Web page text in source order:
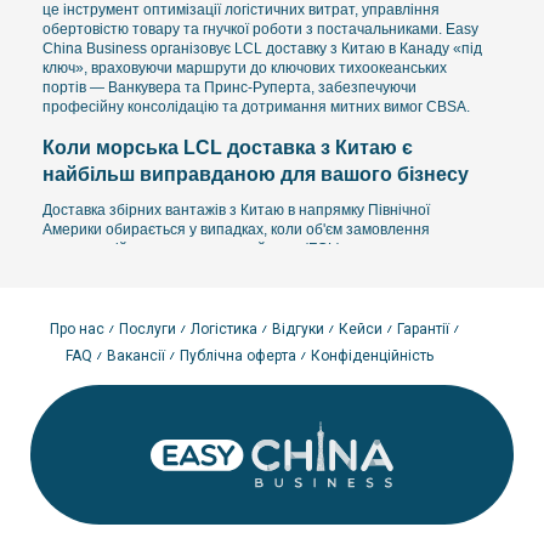
це інструмент оптимізації логістичних витрат, управління
обертовістю товару та гнучкої роботи з постачальниками. Easy
China Business організовує LCL доставку з Китаю в Канаду «під
ключ», враховуючи маршрути до ключових тихоокеанських
портів — Ванкувера та Принс-Руперта, забезпечуючи
професійну консолідацію та дотримання митних вимог CBSA.
Коли морська LCL доставка з Китаю є
найбільш виправданою для вашого бізнесу
Доставка збірних вантажів з Китаю в напрямку Північної
Америки обирається у випадках, коли об'єм замовлення
недостатній для повного контейнера (FCL), але критично
підтримувати товарний запас без значних одноразових
інвестицій.
фактично використаний об'єм (CBM) дозволяє чітко
рахувати прибуток.
Тестування нових товарів
— ідеальний формат для
пробних запусків та аналізу попиту на канадському ринку.
У багатьох проєктах LCL використовується як частина
Про нас Послуги Логістика Відгуки Кейси
Гарантії
FAQ
Вакансії Публічна оферта Конфіденційність